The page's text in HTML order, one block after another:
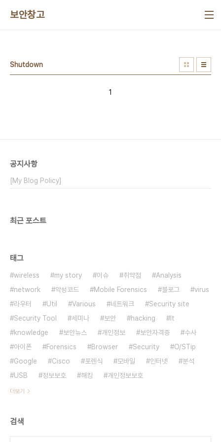
보안창고
Shutdown
1
공지사항
[My Blog Policy]
최근 포스트
태그
wireless my story 이슈 취약점
Analysis
network
악성코드 Mobile Forensics 블로그
virus
라우터
Util Various 네트워크
Security site
Security Tool
세미나 보안 hacking
It
knowledge
보안뉴스 개인정보 보안자격증
수사
아이폰
Forensics Browser Security
O/STip
Google
Cisco 포렌식 모바일 인터넷
분석
USB
정보보호 해킹 개인정보보호
더보기
검색